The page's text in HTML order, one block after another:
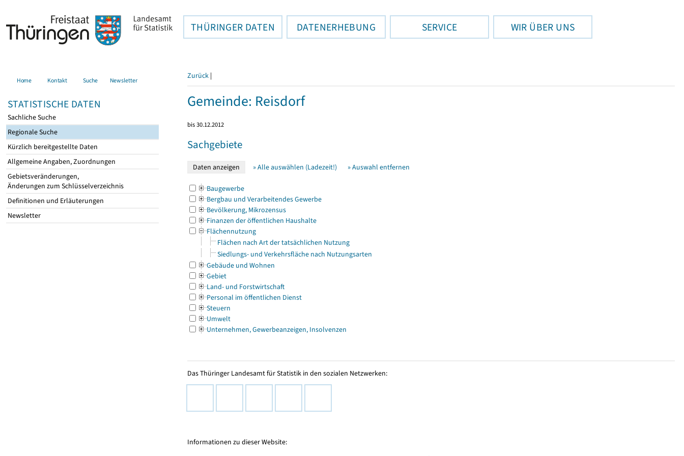
THÜRINGER DATEN DATENERHEBUNG SERVICE WIR ÜBER UNS
Home Kontakt Suche Newsletter
STATISTISCHE DATEN
Sachliche Suche
Regionale Suche
Kürzlich bereitgestellte Daten
Allgemeine Angaben, Zuordnungen
Gebietsveränderungen,
Änderungen zum Schlüsselverzeichnis
Definitionen und Erläuterungen
Newsletter
Zurück |
Gemeinde: Reisdorf
bis 30.12.2012
Sachgebiete
» Alle auswählen (Ladezeit!) » Auswahl entfernen
Baugewerbe
Bergbau und Verarbeitendes Gewerbe
Bevölkerung, Mikrozensus
Finanzen der öffentlichen Haushalte
Flächennutzung
Flächen nach Art der tatsächlichen Nutzung
Siedlungs- und Verkehrsfläche nach Nutzungsarten
Gebäude und Wohnen
Gebiet
Land- und Forstwirtschaft
Personal im öffentlichen Dienst
Steuern
Umwelt
Unternehmen, Gewerbeanzeigen, Insolvenzen
Das Thüringer Landesamt für Statistik in den sozialen Netzwerken:
Informationen zu dieser Website: